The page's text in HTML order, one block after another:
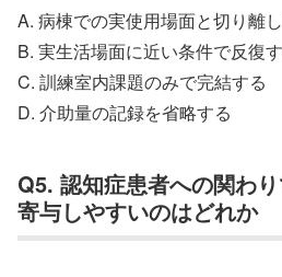
A. 病棟での実使用場面と切り離
B. 実生活場面に近い条件で反復
C. 訓練室内課題のみで完結する
D. 介助量の記録を省略する
Q5. 認知症患者への関わ
寄与しやすいのはどれか